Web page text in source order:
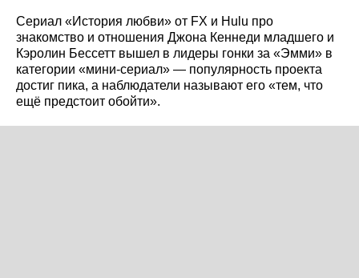
Сериал «История любви» от FX и Hulu про
знакомство и отношения Джона Кеннеди младшего и
Кэролин Бессетт вышел в лидеры гонки за «Эмми» в
категории «мини-сериал» — популярность проекта
достиг пика, а наблюдатели называют его «тем, что
ещё предстоит обойти».